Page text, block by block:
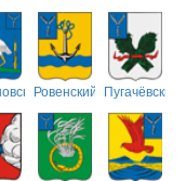
Ровенский Пугачёвский